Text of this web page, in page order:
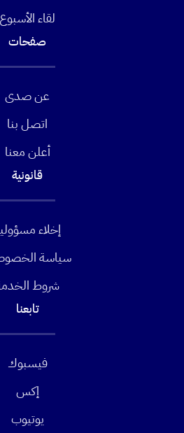
لقاء الأسبوع
صفحات
عن صدى
اتصل بنا
أعلن معنا
قانونية
إخلاء
سياسة
شروط
تابعنا
فيسبوك
إكس
يوتيوب